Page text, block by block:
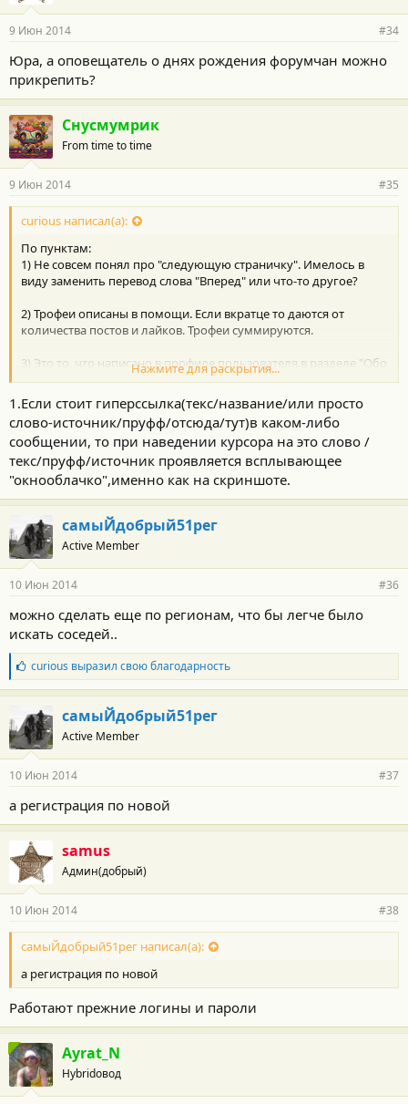
9 Июн 2014 #34
Юра, а оповещатель о днях рождения форумчан можно
прикрепить?
Снусмумрик
From time to time
9 Июн 2014 #35
curious написал(а):
По пунктам:
1) Не совсем понял про "следующую страничку". Имелось в
виду заменить перевод слова "Вперед" или что-то другое?
2) Трофеи описаны в помощи. Если вкратце то даются от
количества постов и лайков. Трофеи суммируются.
3) Это то, что написано в профиле пользователя в разделе "Обо
мне"
Нажмите для раскрытия...
1.Если стоит гиперссылка(текс/название/или просто
слово-источник/пруфф/отсюда/тут)в каком-либо
сообщении, то при наведении курсора на это слово /
текс/пруфф/источник проявляется всплывающее
"окнооблачко",именно как на скриншоте.
самыЙдобрый51рег
Active Member
10 Июн 2014 #36
можно сделать еще по регионам, что бы легче было
искать соседей..
Б
л
а
о
д
а
н
с
т
и
:
curious выразил свою благодарность
самыЙдобрый51рег
Active Member
10 Июн 2014 #37
а регистрация по новой
samus
Админ(добрый)
10 Июн 2014 #38
самыЙдобрый51рег написал(а):
а регистрация по новой
Работают прежние логины и пароли
Ayrat_N
Hybridовод